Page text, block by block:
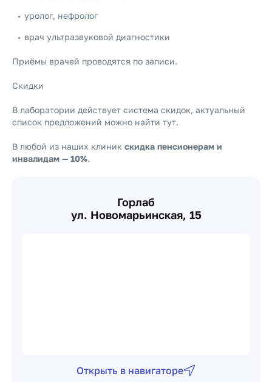
уролог, нефролог
врач ультразвуковой диагностики
Приёмы врачей проводятся по записи.
Скидки
В лаборатории действует система скидок, актуальный
список предложений можно найти тут.
В любой из наших клиник скидка пенсионерам и
инвалидам — 10%.
Горлаб
ул. Новомарьинская, 15
Открыть в навигаторе